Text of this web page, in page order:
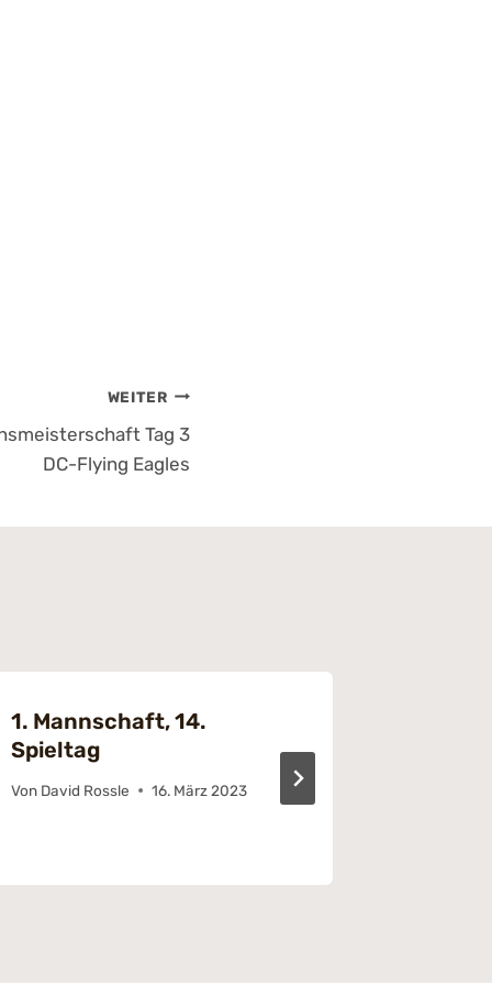
WEITER
Tag 3
DC-Flying Eagles
1. Mannschaft, 14.
Spieltag
Von David Rossle 16. März 2023